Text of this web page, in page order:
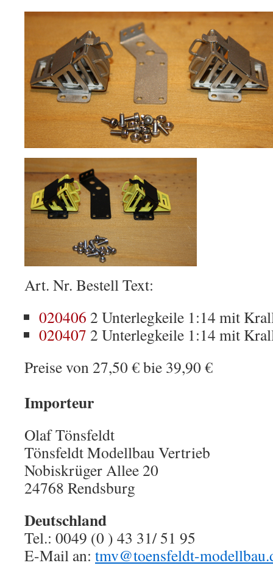
Art. Nr. Bestell Text:
020406 2 Unterlegkeile 1:14 mit
020407 2 Unterlegkeile 1:14 mit
Preise von 27,50 € bie 39,90 €
Importeur
Olaf Tönsfeldt
Tönsfeldt Modellbau Vertrieb
Nobiskrüger Allee 20
24768 Rendsburg
Deutschland
Tel.: 0049 (0 ) 43 31/ 51 95
E-Mail an: tmv@toensfeldt-